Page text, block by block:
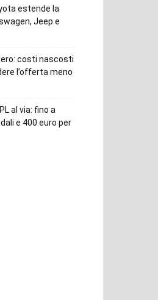
estende la
Jeep e
costi nascosti
l’offerta meno
al via: fino a
e 400 euro per